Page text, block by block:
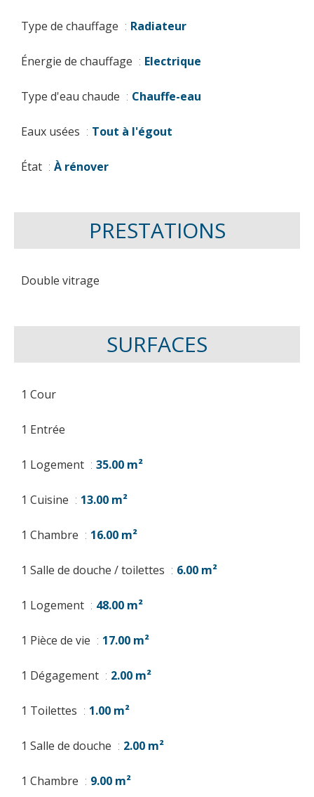
Type de chauffage Radiateur
Énergie de chauffage Electrique
Type d'eau chaude Chauffe-eau
Eaux usées Tout à l'égout
État À rénover
PRESTATIONS
Double vitrage
SURFACES
1 Cour
1 Entrée
1 Logement 35.00 m²
1 Cuisine 13.00 m²
1 Chambre 16.00 m²
1 Salle de douche / toilettes 6.00 m²
1 Logement 48.00 m²
1 Pièce de vie 17.00 m²
1 Dégagement 2.00 m²
1 Toilettes 1.00 m²
1 Salle de douche 2.00 m²
1 Chambre 9.00 m²